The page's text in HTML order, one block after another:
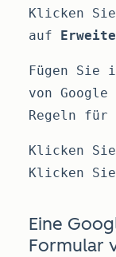
Klicken
auf
Fügen Sie
von
Regeln
Klicken
Klicken
Eine
Formular